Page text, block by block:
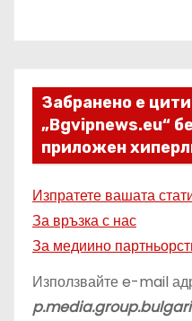
Забранено е
„Bgvipnews.eu“
приложен
Изпратете вашата
За връзка с нас
За медиино
Използвайте e-mail